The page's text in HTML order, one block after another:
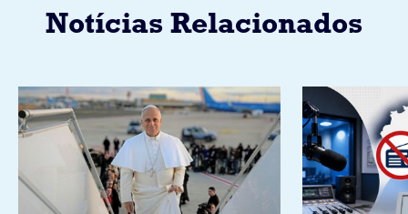
Notícias Relacionados